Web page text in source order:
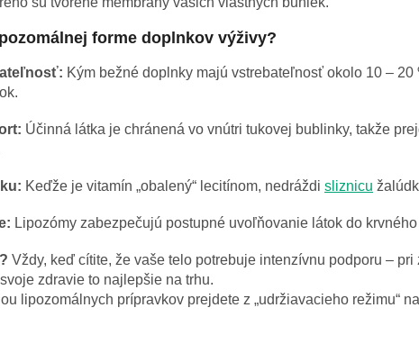
forme doplnkov výživy?
Kým bežné doplnky majú vstrebateľnosť okolo 10 –
Účinná látka je chránená vo vnútri tukovej bublinky, takže
Keďže je vitamín „obalený“ lecitínom, nedráždi sliznicu
Lipozómy zabezpečujú postupné uvoľňovanie látok do
Vždy, keď cítite, že vaše telo potrebuje intenzívnu podporu – pri
zdravie to najlepšie na trhu.
lipozomálnych prípravkov prejdete z „udržiavacieho režimu“ na